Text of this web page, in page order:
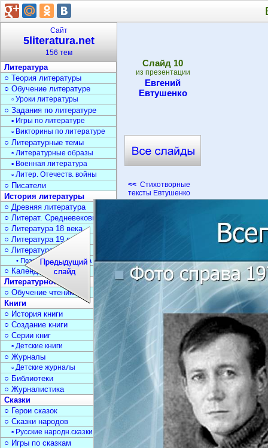
Cлайд 10
из презентации
Евгений
Евтушенко
<< Стихотворные
тексты Евтушенко
Сайт
5literatura.net
156 тем
Литература
○ Теория литературы
○ Обучение литературе
▫ Уроки литературы
○ Задания по литературе
▫ Игры по литературе
▫ Викторины по литературе
○ Литературные темы
▫ Литературные образы
▫ Военная литература
▫ Литер. Отечеств. войны
○ Писатели
История литературы
○ Древняя литература
○ Литерат. Средневековья
○ Литература 18 века
○ Литература 19 века
○ Литература 20 века
• Поэзия Серебрян. века
○ Календарь дат
Литературное чтение
○ Обучение чтению
Книги
○ История книги
○ Создание книги
○ Серии книг
▫ Детские книги
○ Журналы
▫ Детские журналы
○ Библиотеки
○ Журналистика
Сказки
○ Герои сказок
○ Сказки народов
▫ Русские народн.сказки
○ Игры по сказкам